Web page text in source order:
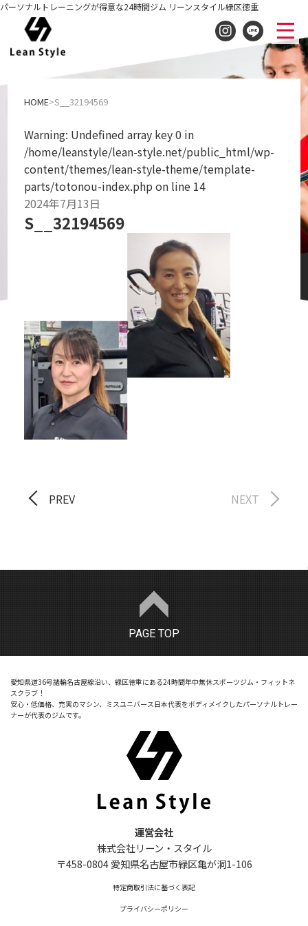
パーソナルトレーニングが得意な24時間ジム リーンスタイル緑区徳重
S__32194569
HOME S__32194569
Warning: Undefined array key 0 in
/home/leanstyle/lean-style.net/public_html/wp-
content/themes/lean-style-theme/template-
parts/totonou-index.phpon line 14
2024年7月13日
S__32194569
PREV NEXT
PAGE TOP
愛知県道36号諸輪名古屋線沿い、緑区徳重にある24時間年中無休スポーツジム・フィットネ
スクラブ！
安心・低価格、充実のマシン、ミスユニバース日本代表をボディメイクしたパーソナルトレー
ナーが代表のジムです。
運営会社
株式会社リーン・スタイル
〒458-0804 愛知県名古屋市緑区亀が洞1-106
特定商取引法に基づく表記
プライバシーポリシー